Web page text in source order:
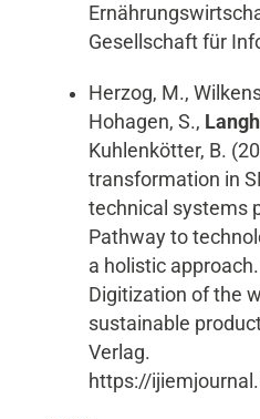
Gesellschaft für
Herzog, M.,
Hohagen, S.,
Kuhlenkötter, B.
transformation in
technical systems
Pathway to
a holistic
Digitization of the
sustainable
Verlag.
https://